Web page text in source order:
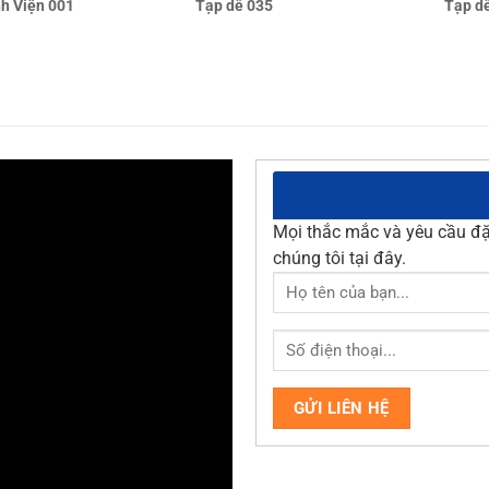
Viện 001 Tạp dề 035 Tạp
Mọi thắc mắc và yêu cầu
chúng tôi tại đây.